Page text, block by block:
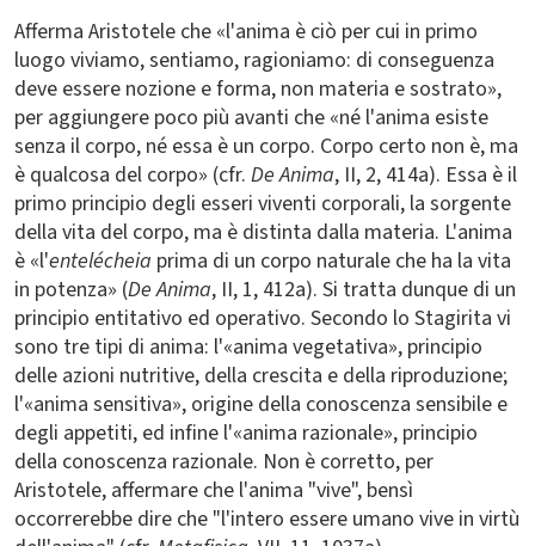
Afferma Aristotele che «l'anima è ciò per cui in primo
luogo viviamo, sentiamo, ragioniamo: di conseguenza
deve essere nozione e forma, non materia e sostrato»,
per aggiungere poco più avanti che «né l'anima esiste
senza il corpo, né essa è un corpo. Corpo certo non è, ma
è qualcosa del corpo» (cfr. De Anima, II, 2, 414a). Essa è il
primo principio degli esseri viventi corporali, la sorgente
della vita del corpo, ma è distinta dalla materia. L'anima
è «l'entelécheia prima di un corpo naturale che ha la vita
in potenza» (De Anima, II, 1, 412a). Si tratta dunque di un
principio entitativo ed operativo. Secondo lo Stagirita vi
sono tre tipi di anima: l'«anima vegetativa», principio
delle azioni nutritive, della crescita e della riproduzione;
l'«anima sensitiva», origine della conoscenza sensibile e
degli appetiti, ed infine l'«anima razionale», principio
della conoscenza razionale. Non è corretto, per
Aristotele, affermare che l'anima "vive", bensì
occorrerebbe dire che "l'intero essere umano vive in virtù